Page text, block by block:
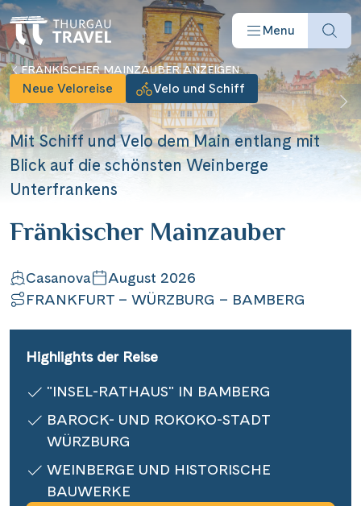
Menu
Reisearten
Reiseziele
Angebote
Schiffe
Informationen
Kontakt
FRÄNKISCHER MAINZAUBER ANZEIGEN
Neue Veloreise Velo und Schiff
Mit Schiff und Velo dem Main entlang mit
Blick auf die schönsten Weinberge
Unterfrankens
Fränkischer Mainzauber
Casanova
August 2026
FRANKFURT – WÜRZBURG – BAMBERG
Highlights der Reise
"INSEL-RATHAUS" IN BAMBERG
BAROCK- UND ROKOKO-STADT
WÜRZBURG
WEINBERGE UND HISTORISCHE
BAUWERKE